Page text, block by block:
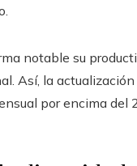
notable su
Así, la
por encima del